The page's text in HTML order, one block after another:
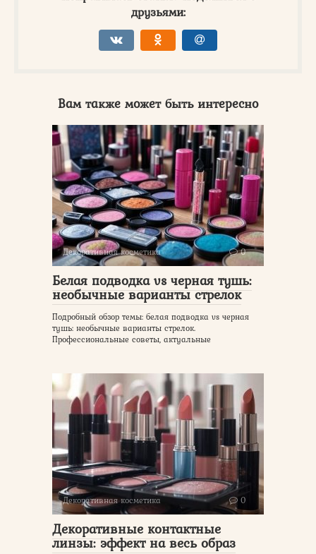
друзьями:
Вам также может быть интересно
Декоративная косметика 0
Белая подводка vs черная тушь:
необычные варианты стрелок
Подробный обзор темы: белая подводка vs черная
тушь: необычные варианты стрелок.
Профессиональные советы, актуальные
Декоративная косметика 0
Декоративные контактные
линзы: эффект на весь образ